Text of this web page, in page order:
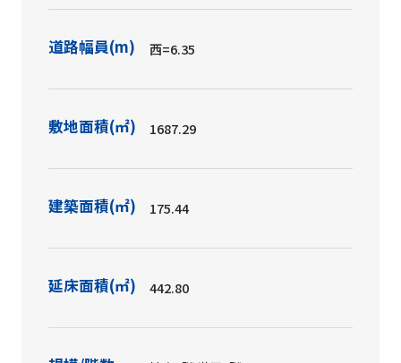
道路幅員(m) 西=6.35
敷地面積(㎡) 1687.29
建築面積(㎡) 175.44
延床面積(㎡) 442.80